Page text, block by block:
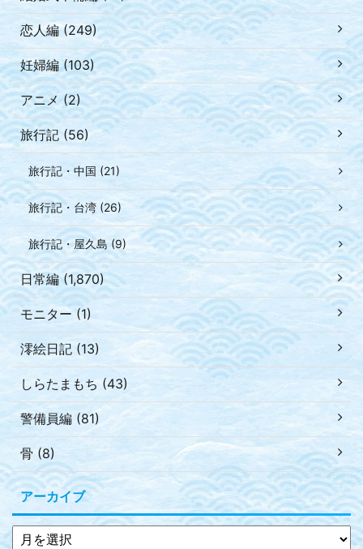
恋人編 (249)
妊婦編 (103)
アニメ (2)
旅行記 (56)
旅行記・中国 (21)
旅行記・台湾 (26)
旅行記・屋久島 (9)
日常編 (1,870)
モニター (1)
澪絵日記 (13)
しらたまもち (43)
警備員編 (81)
骨 (8)
アーカイブ